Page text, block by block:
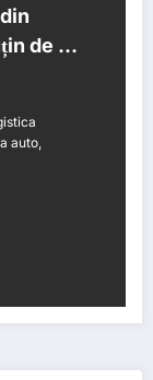
de 3
auto,